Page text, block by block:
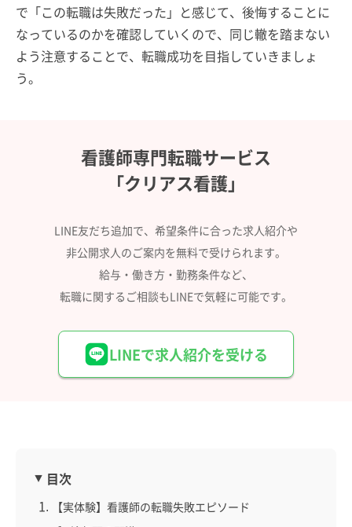
で「この転職は失敗だった」と感じて、後悔することに
なっているのかを確認していくので、同じ轍を踏まない
よう注意することで、転職成功を目指していきましょ
う。
看護師専門転職サービス
「クリアス看護」
LINE友だち追加で、希望条件に合った求人紹介や
非公開求人のご案内を無料で受けられます。
給与・働き方・勤務条件など、
転職に関するご相談もLINEで気軽に可能です。
LINEで求人紹介を受ける
目次
【実体験】看護師の転職失敗エピソード